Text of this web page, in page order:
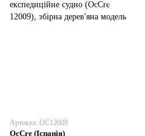
Артикул: OC12009
OcCre (Іспанія)